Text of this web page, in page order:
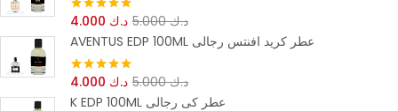
تم التقييمد.ك د.ك5.000
AVENTUS EDP 100ML عطر كريد افنتس رجالى
تم التقييمد.ك د.ك5.000
K EDP 100ML عطر كى رجالى